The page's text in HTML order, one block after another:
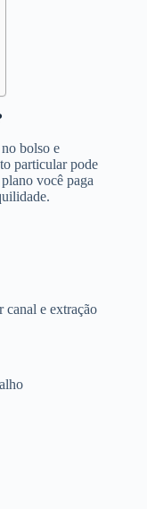
bolso e
particular pode
você paga
canal e extração